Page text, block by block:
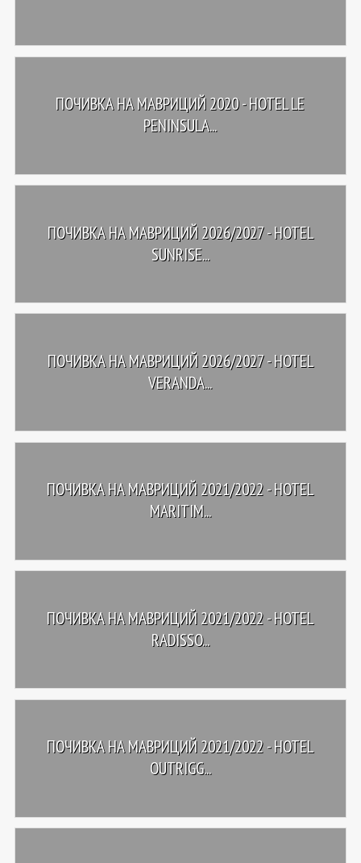
ПОЧИВКА НА МАВРИЦИЙ 2020 - HOTEL LE
PENINSULA...
ПОЧИВКА НА МАВРИЦИЙ 2026/2027 - HOTEL
SUNRISE...
ПОЧИВКА НА МАВРИЦИЙ 2026/2027 - HOTEL
VERANDA...
ПОЧИВКА НА МАВРИЦИЙ 2021/2022 - HOTEL
MARITIM...
ПОЧИВКА НА МАВРИЦИЙ 2021/2022 - HOTEL
RADISSO...
ПОЧИВКА НА МАВРИЦИЙ 2021/2022 - HOTEL
OUTRIGG...